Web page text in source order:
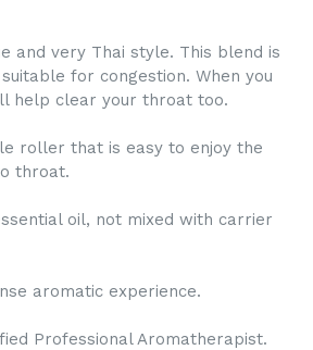
and very Thai style. This blend is
for congestion. When you
help clear your throat too.
roller that is easy to enjoy the
throat.
oil, not mixed with carrier
aromatic experience.
Professional Aromatherapist.